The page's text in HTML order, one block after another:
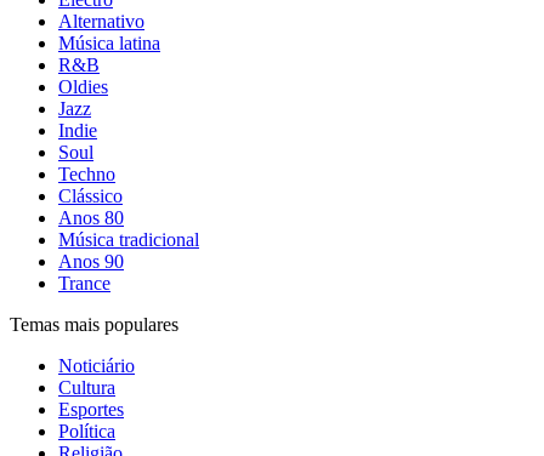
Alternativo
Música latina
R&B
Oldies
Jazz
Indie
Soul
Techno
Clássico
Anos 80
Música tradicional
Anos 90
Trance
Temas mais populares
Noticiário
Cultura
Esportes
Política